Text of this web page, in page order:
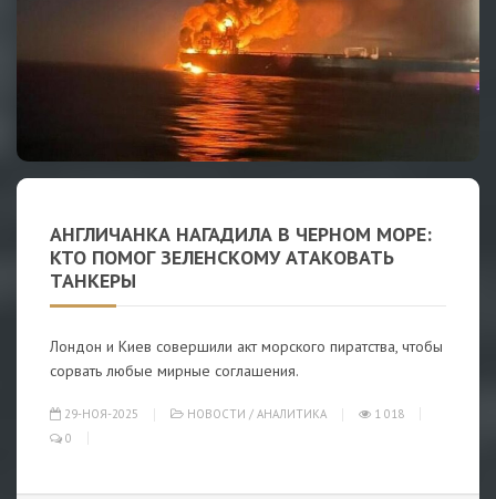
АНГЛИЧАНКА НАГАДИЛА В ЧЕРНОМ МОРЕ:
КТО ПОМОГ ЗЕЛЕНСКОМУ АТАКОВАТЬ
ТАНКЕРЫ
Лондон и Киев совершили акт морского пиратства, чтобы
сорвать любые мирные соглашения.
29-НОЯ-2025 НОВОСТИ / АНАЛИТИКА
1 018
0